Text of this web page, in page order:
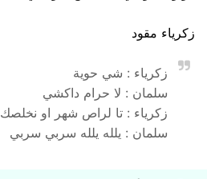
زكرياء مقود
زكرياء : شي حوية
سلمان : لا حرام داكشي
زكرياء : تا لراص شهر او نخلصك
سلمان : يلله يلله سربي سربي